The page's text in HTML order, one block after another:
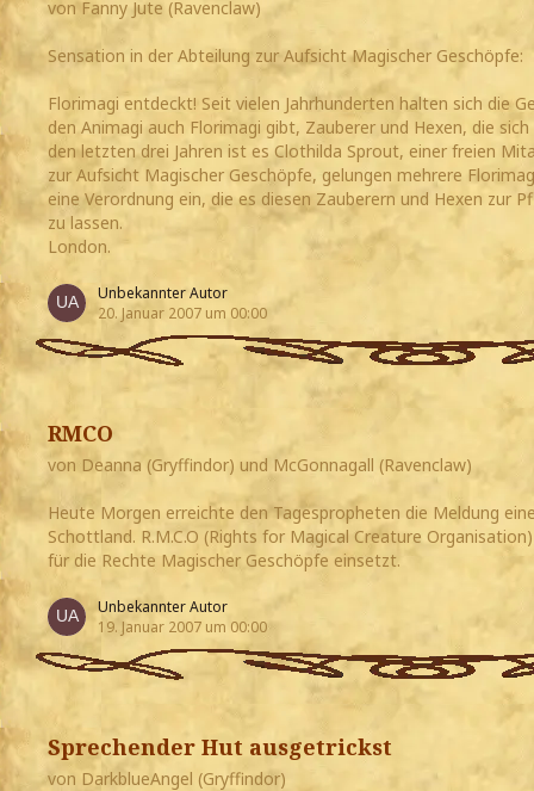
von Fanny Jute (Ravenclaw)
Sensation in der Abteilung zur Aufsicht Magischer Geschöpfe:
Florimagi entdeckt! Seit vielen Jahrhunderten halten sich die
den Animagi auch Florimagi gibt, Zauberer und Hexen, die
den letzten drei Jahren ist es Clothilda Sprout, einer freien
zur Aufsicht Magischer Geschöpfe, gelungen mehrere
eine Verordnung ein, die es diesen Zauberern und Hexen zur
zu lassen.
London.
Unbekannter Autor
20. Januar 2007 um 00:00
RMCO
von Deanna (Gryffindor) und McGonnagall (Ravenclaw)
Heute Morgen erreichte den Tagespropheten die Meldung
Schottland. R.M.C.O (Rights for Magical Creature
für die Rechte Magischer Geschöpfe einsetzt.
Unbekannter Autor
19. Januar 2007 um 00:00
Sprechender Hut ausgetrickst
von DarkblueAngel (Gryffindor)